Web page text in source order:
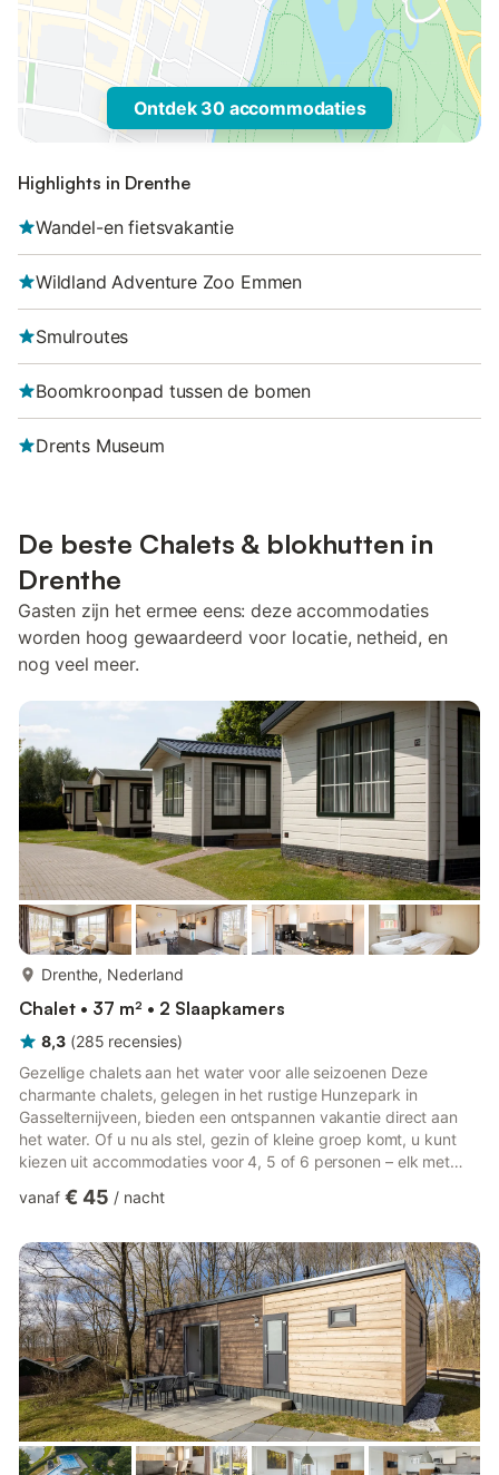
Ontdek 30 accommodaties
Highlights in Drenthe
Wandel-en fietsvakantie
Wildland Adventure Zoo Emmen
Smulroutes
Boomkroonpad tussen de bomen
Drents Museum
De beste Chalets & blokhutten in
Drenthe
Gasten zijn het ermee eens: deze accommodaties
worden hoog gewaardeerd voor locatie, netheid, en
nog veel meer.
Drenthe, Nederland
Chalet • 37 m² • 2 Slaapkamers
8,3 (285 recensies)
Gezellige chalets aan het water voor alle seizoenen Deze
charmante chalets, gelegen in het rustige Hunzepark in
Gasselternijveen, bieden een ontspannen vakantie direct aan
het water. Of u nu als stel, gezin of kleine groep komt, u kunt
kiezen uit accommodaties voor 4, 5 of 6 personen – elk met
omgeving. De eenvoudig ingerichte interieurs bieden alles wat u
vaatwasser in bepaalde chalets), comfortabele slaapkamers en
een gezellige woonkamer met een tv voor rustige avonden....
vanaf € 45 / nacht